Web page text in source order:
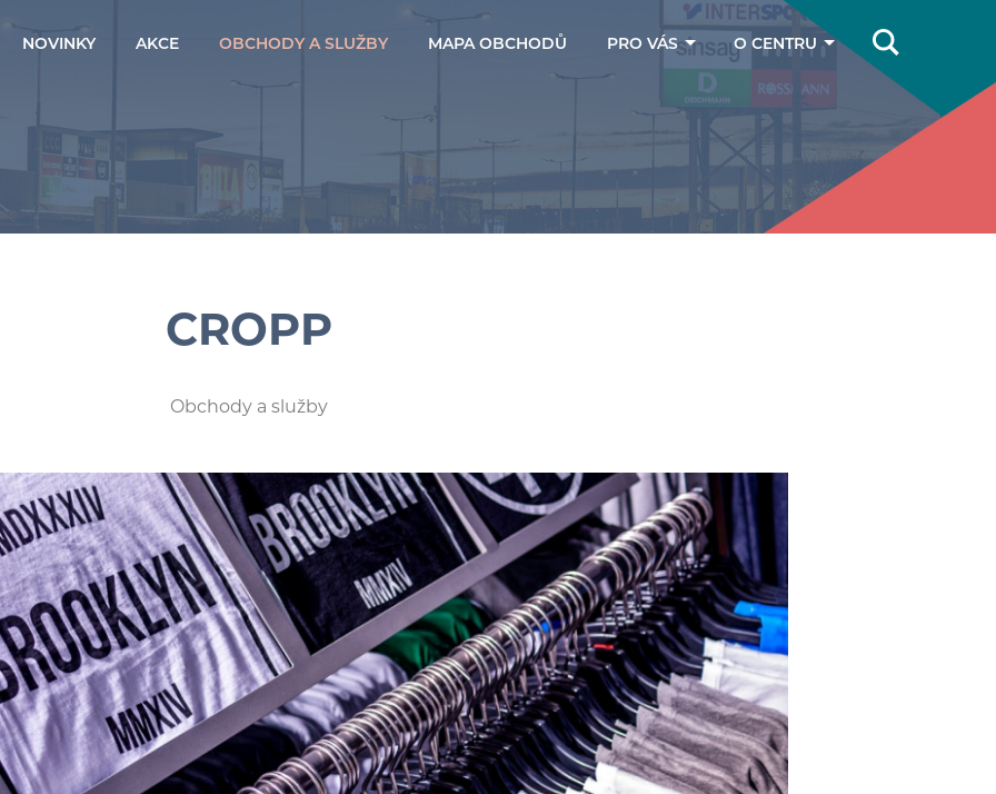
NOVINKY AKCE OBCHODY A SLUŽBY MAPA OBCHODŮ PRO VÁS
Dárkové poukazy
O CENTRU
Jak se k nám
dostanete
Kontakty
CROPP
Obchody a služby